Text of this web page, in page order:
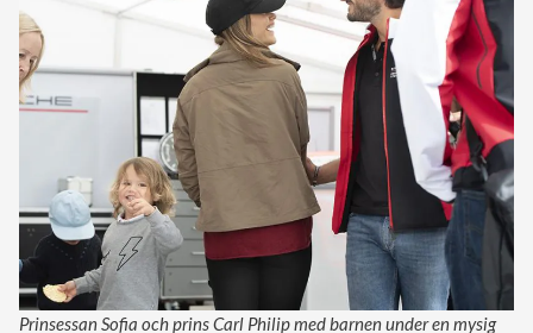
Prinsessan Sofia och prins Carl Philip med barnen under en mysig